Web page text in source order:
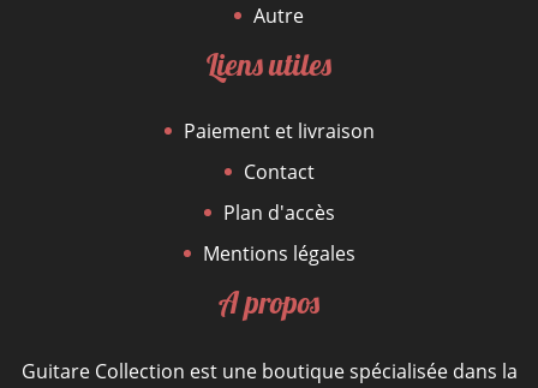
Autre
Liens utiles
Paiement et livraison
Contact
Plan d'accès
Mentions légales
A propos
Guitare Collection est une boutique spécialisée dans la